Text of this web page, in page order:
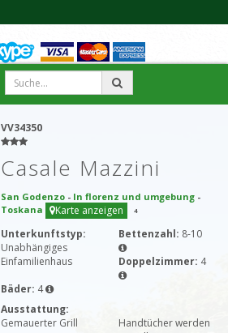
VV34350
Casale Mazzini
San Godenzo - In florenz und umgebung -
Toskana
Karte anzeigen 4
Unterkunftstyp:
Unabhängiges
Einfamilienhaus
Bettenzahl: 8-10
Doppelzimmer: 4
Bäder: 4
Ausstattung:
Gemauerter Grill
Handtücher werden